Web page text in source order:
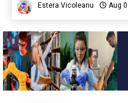
Estera Vicoleanu Aug